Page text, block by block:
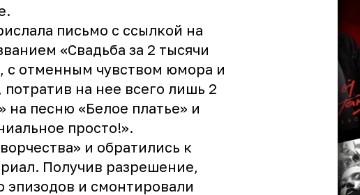
письмо с ссылкой на
«Свадьба за 2 тысячи
с отменным чувством юмора и
на нее всего лишь 2
на песню «Белое платье» и
просто!».
и обратились к
Получив разрешение,
эпизодов и смонтировали